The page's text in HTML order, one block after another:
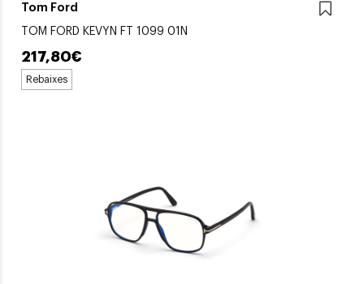
Tom Ford
TOM FORD KEVYN FT 1099 01N
217,80€
Rebaixes